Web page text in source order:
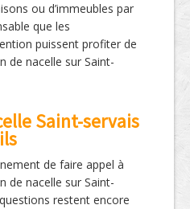
ou d’immeubles par
que les
puissent profiter de
de nacelle sur Saint-
Saint-servais
de faire appel à
de nacelle sur Saint-
restent encore